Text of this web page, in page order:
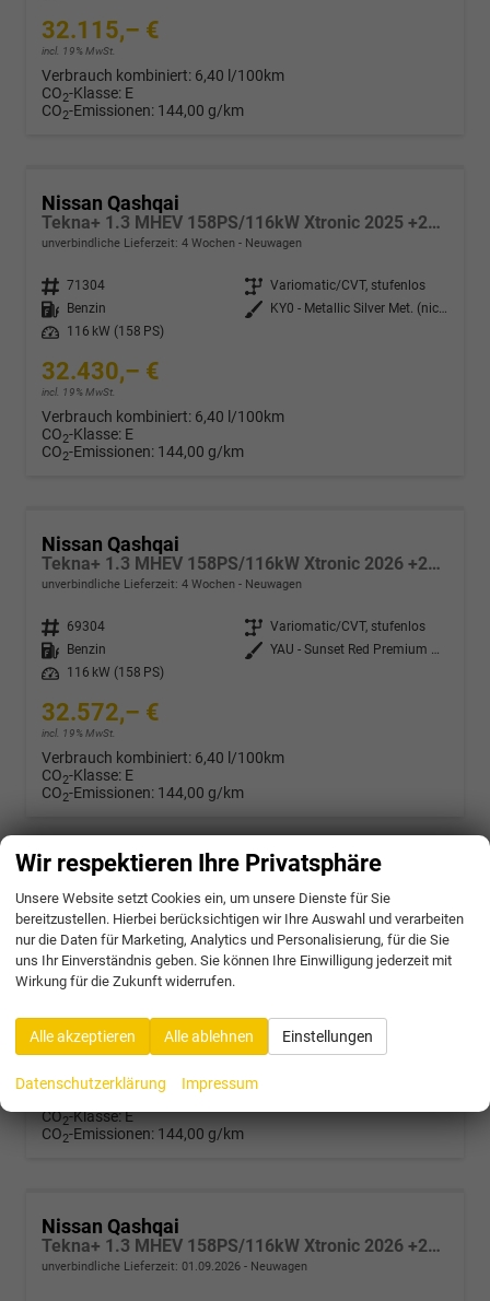
32.115,– €
incl. 19% MwSt.
Verbrauch kombiniert: 6,40 l/100km
CO2-Klasse: E
CO2-Emissionen: 144,00 g/km
Nissan Qashqai
Tekna+ 1.3 MHEV 158PS/116kW Xtronic 2025 +20"ALU+PANO+BOSE+HuD
unverbindliche Lieferzeit: 4 Wochen Neuwagen
Fahrzeugnr. 71304 Getriebe Variomatic/CVT, stufenlos
Kraftstoff
Benzin Außenfarbe
KY0 - Metallic Silver Met. (nicht bestellbar)
Leistung
116 kW (158 PS)
32.430,– €
incl. 19% MwSt.
Verbrauch kombiniert: 6,40 l/100km
CO2-Klasse: E
CO2-Emissionen: 144,00 g/km
Nissan Qashqai
Tekna+ 1.3 MHEV 158PS/116kW Xtronic 2026 +20"ALU+PANO+BOSE+HuD
unverbindliche Lieferzeit: 4 Wochen Neuwagen
Fahrzeugnr. 69304 Getriebe Variomatic/CVT, stufenlos
Kraftstoff
Benzin Außenfarbe
YAU - Sunset Red Premium Met. mit Dach in Solid Black
Leistung
116 kW (158 PS)
32.572,– €
incl. 19% MwSt.
Verbrauch kombiniert: 6,40 l/100km
CO2-Klasse: E
CO2-Emissionen: 144,00 g/km
unverbindliche Lieferzeit:4 Wochen Neuwagen
Fahrzeugnr. 63095 Getriebe
Variomatic/CVT, stufenlos
Kraftstoff
Benzin
32.834,– €
CO2-Klasse:E
CO2-Emissionen: 144,00 g/km
Nissan Qashqai
Tekna+ 1.3 MHEV 158PS/116kW Xtronic 2026 +20"ALU+PANO+BOSE+HuD
unverbindliche Lieferzeit: 01.09.2026 Neuwagen
Wir respektieren Ihre Privatsphäre
Unsere Website setzt Cookies ein, um unsere Dienste für Sie
bereitzustellen. Hierbei berücksichtigen wir Ihre Auswahl und verarbeiten
nur die Daten für Marketing, Analytics und Personalisierung, für die Sie
uns Ihr Einverständnis geben. Sie können Ihre Einwilligung jederzeit mit
Wirkung für die Zukunft widerrufen.
Alle akzeptieren Alle ablehnen Einstellungen
Datenschutzerklärung Impressum